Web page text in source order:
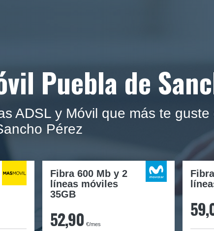
Puebla de
ADSL y Móvil que más te
Pérez
Fibra 600 Mb y 2
líneas móviles
35GB
52,90 €/mes